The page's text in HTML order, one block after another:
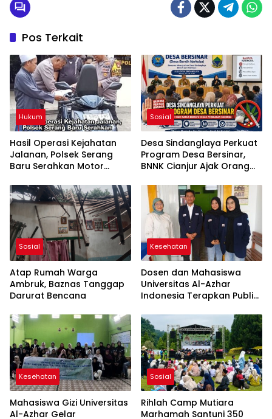
Pos Terkait
Hukum
Hasil Operasi Kejahatan
Jalanan, Polsek Serang
Baru Serahkan Motor
Sosial
Desa Sindanglaya Perkuat
Program Desa Bersinar,
BNNK Cianjur Ajak Orang
Penyalahgunaan Narkoba
Sosial
Atap Rumah Warga
Ambruk, Baznas Tanggap
Darurat Bencana
Kesehatan
Dosen dan Mahasiswa
Universitas Al-Azhar
Indonesia Terapkan Public
Gizi kepada Masyarakat
Cianjur
Kesehatan
Mahasiswa Gizi Universitas
Al-Azhar Gelar
Sosial
Rihlah Camp Mutiara
Marhamah Santuni 350